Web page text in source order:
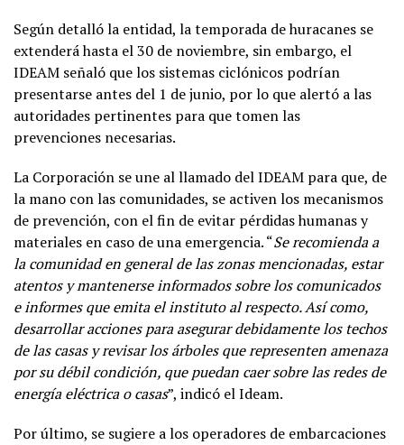
Según detalló la entidad, la temporada de huracanes se
extenderá hasta el 30 de noviembre, sin embargo, el
IDEAM señaló que los sistemas ciclónicos podrían
presentarse antes del 1 de junio, por lo que alertó a las
autoridades pertinentes para que tomen las
prevenciones necesarias.
La Corporación se une al llamado del IDEAM para que, de
la mano con las comunidades, se activen los mecanismos
de prevención, con el fin de evitar pérdidas humanas y
materiales en caso de una emergencia. “Se recomienda a
la comunidad en general de las zonas mencionadas, estar
atentos y mantenerse informados sobre los comunicados
e informes que emita el instituto al respecto. Así como,
desarrollar acciones para asegurar debidamente los techos
de las casas y revisar los árboles que representen amenaza
por su débil condición, que puedan caer sobre las redes de
energía eléctrica o casas”, indicó el Ideam.
Por último, se sugiere a los operadores de embarcaciones